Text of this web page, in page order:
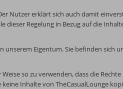
Nutzer erklärt sich auch damit
Regelung in Bezug auf die
unserem Eigentum. Sie befinden sich
so zu verwenden, dass die
Inhalte von TheCasualLounge